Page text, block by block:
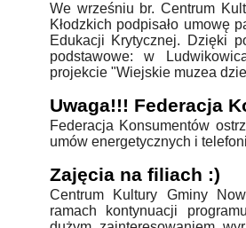
We wrześniu br. Centrum
Kłodzkich podpisało umowę
Edukacji Krytycznej. Dzięki
podstawowe: w
projekcie "Wiejskie muzea
Uwaga!!! Federacja
Federacja Konsumentów
umów energetycznych i
Zajęcia na filiach :)
Centrum Kultury Gminy
ramach kontynuacji